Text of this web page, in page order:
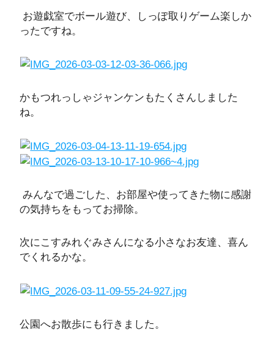
お遊戯室でボール遊び、しっぽ取りゲーム楽しか
ったですね。
かもつれっしゃジャンケンもたくさんしました
ね。
みんなで過ごした、お部屋や使ってきた物に感謝
の気持ちをもってお掃除。
次にこすみれぐみさんになる小さなお友達、喜ん
でくれるかな。
公園へお散歩にも行きました。